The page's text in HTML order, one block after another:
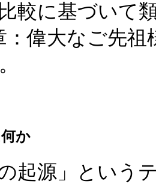
較に基づいて
：偉大なご先
か
の起源」という